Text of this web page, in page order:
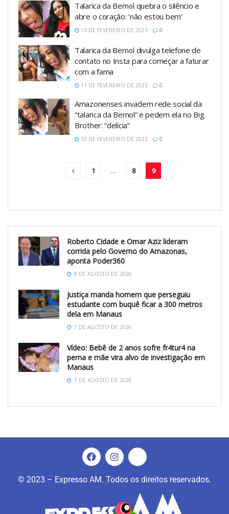
Talarica da Bemol quebra o silêncio e
abre o coração: ‘não estou bem’
13 DE FEVEREIRO DE 2023 0
Talarica da Bemol divulga telefone de
contato no Insta para começar a faturar
com a fama
11 DE FEVEREIRO DE 2023 0
Amazonenses invadem rede social da
“talarica da Bemol” e pedem ela no Big
Brother: “delícia”
10 DE FEVEREIRO DE 2023 0
1 … 8 9
Roberto Cidade e Omar Aziz lideram
corrida pelo Governo do Amazonas,
aponta Poder360
8 DE AGOSTO DE 2026
Justiça manda homem que perseguiu
estudante com buquê ficar a 300 metros
dela em Manaus
7 DE AGOSTO DE 2026
Vídeo: Bebê de 2 anos sofre fr4tur4 na
perna e mãe vira alvo de investigação em
Manaus
7 DE AGOSTO DE 2026
© 2023 – Expresso AM. Todos os direitos reservados.